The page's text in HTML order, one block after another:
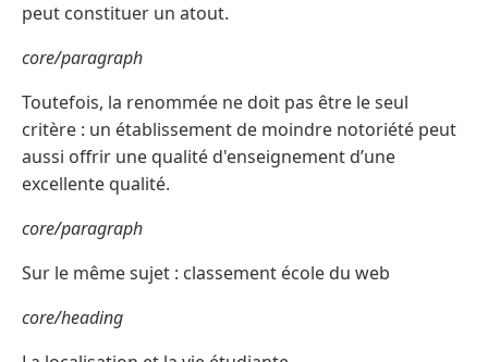
peut constituer un atout.
core/paragraph
Toutefois, la renommée ne doit pas être le seul
critère : un établissement de moindre notoriété peut
aussi offrir une qualité d'enseignement d’une
excellente qualité.
core/paragraph
Sur le même sujet : classement école du web
core/heading